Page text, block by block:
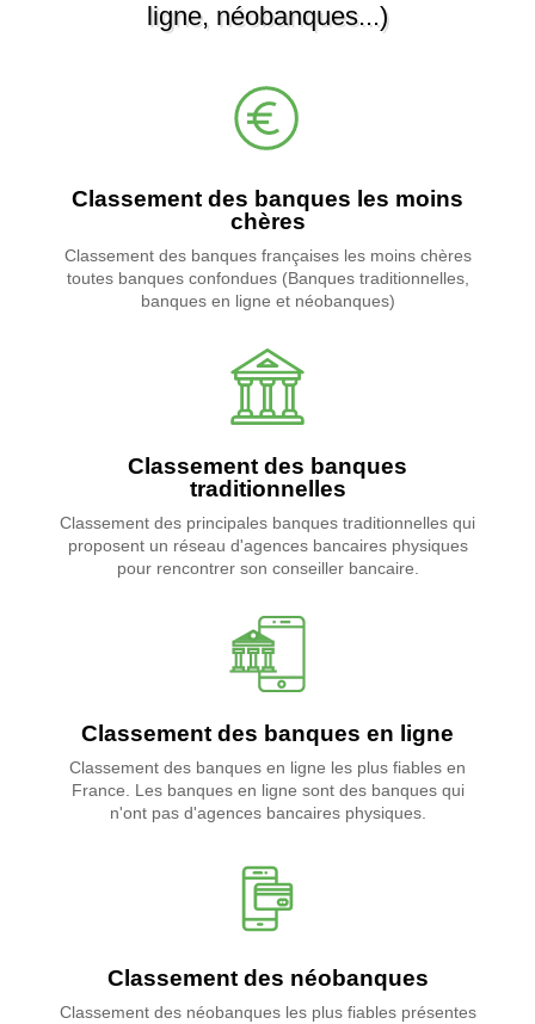
ligne, néobanques...)
Classement des banques les moins
chères
Classement des banques françaises les moins chères
toutes banques confondues (Banques traditionnelles,
banques en ligne et néobanques)
Classement des banques
traditionnelles
Classement des principales banques traditionnelles qui
proposent un réseau d'agences bancaires physiques
pour rencontrer son conseiller bancaire.
Classement des banques en ligne
Classement des banques en ligne les plus fiables en
France. Les banques en ligne sont des banques qui
n'ont pas d'agences bancaires physiques.
Classement des néobanques
Classement des néobanques les plus fiables présentes